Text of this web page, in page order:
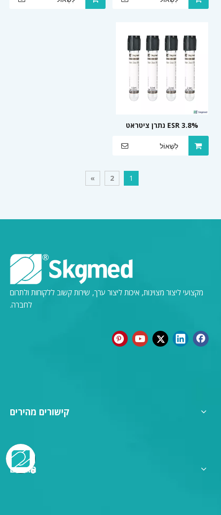
ESR 3.8% נתרן ציטראט
ואקום
לִשְׁאוֹל
1
2
»
מקצועי ליצור מצוינות, איכות ליצור ערך, שירות קשוב ללקוחות ולתרום
לחברה.
קישורים מהירים
מוצרים